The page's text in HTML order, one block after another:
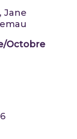
Jane
Octobre